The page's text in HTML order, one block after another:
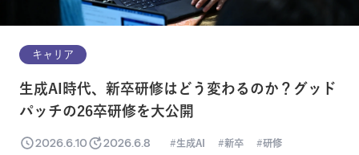
キャリア
生成AI時代、新卒研修はどう変わるのか？グッド
パッチの26卒研修を大公開
2026.6.10 2026.6.8 生成AI 新卒 研修